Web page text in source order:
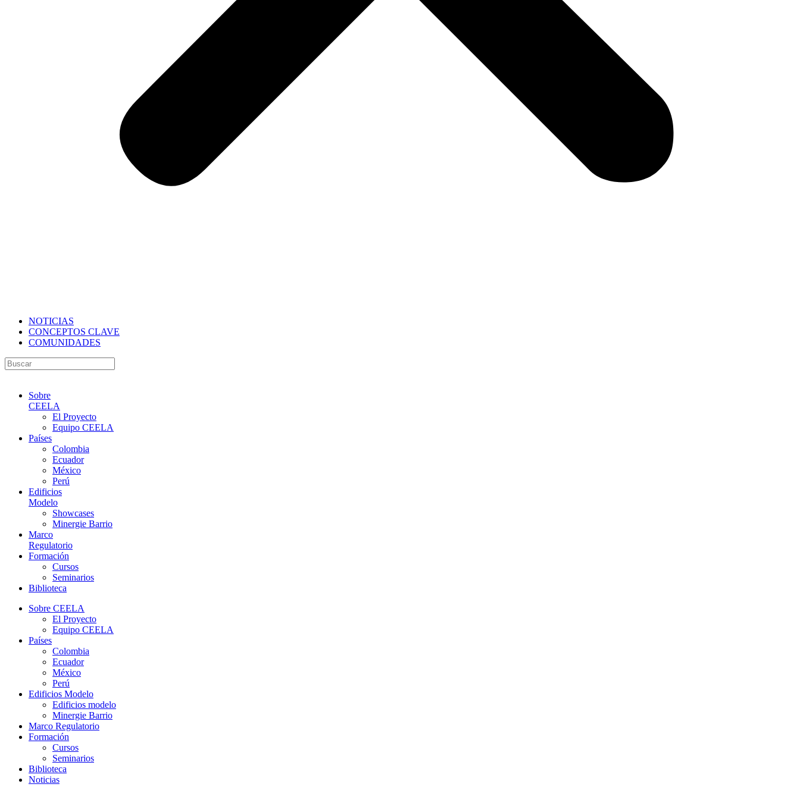
NOTICIAS
CONCEPTOS CLAVE
COMUNIDADES
Sobre
CEELA
El Proyecto
Equipo CEELA
Países
Colombia
Ecuador
México
Perú
Edificios
Modelo
Showcases
Minergie Barrio
Marco
Regulatorio
Formación
Cursos
Seminarios
Biblioteca
Sobre CEELA
El Proyecto
Equipo CEELA
Países
Colombia
Ecuador
México
Perú
Edificios Modelo
Edificios modelo
Minergie Barrio
Marco Regulatorio
Formación
Cursos
Seminarios
Biblioteca
Noticias